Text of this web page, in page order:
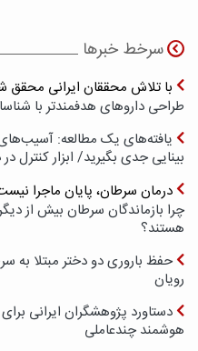
سرخط خبرها
با تلاش محققان ایرانی محقق
طراحی داروهای هدفمندتر با
یافته‌های یک مطالعه:
بینایی جدی بگیرید/ ابزار
درمان سرطان، پایان ماجرا
چرا بازماندگان سرطان بیش از
هستند؟
حفظ باروری دو دختر مبتلا به
رویان
دستاورد پژوهشگران ایرانی
هوشمند چندعاملی